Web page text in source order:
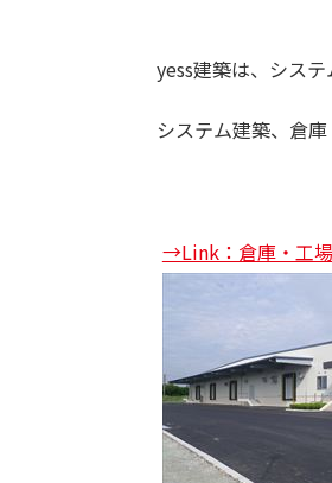
yess建築は、シス
システム建築、倉
→Link：倉庫・工